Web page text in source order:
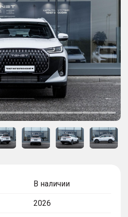
В наличии
2026
избранное